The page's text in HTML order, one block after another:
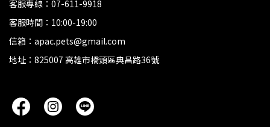
客服專線：07-611-9918
客服時間：10:00-19:00
信箱：apac.pets@gmail.com
地址：825007 高雄市橋頭區典昌路36號